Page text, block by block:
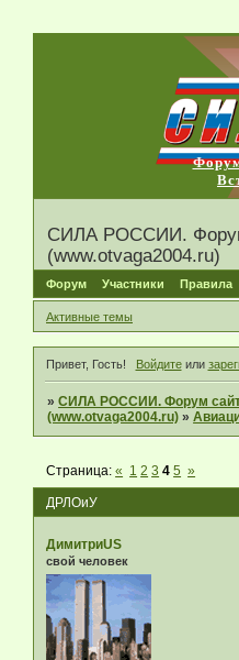
СИЛА РОССИИ.
(www.otvaga2004.ru)
Форум Участники Правила
Активные темы
Привет, Гость! Войдитеили
»СИЛА РОССИИ. Форум
(www.otvaga2004.ru) »
ДРЛОиУ
Страница:« 1 2 3 4 5 »
ДимитриUS
свой человек